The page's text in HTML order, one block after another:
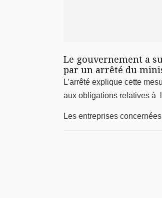
Le gouvernement a
par un arrêté du
L’arrêté explique cette
aux obligations relatives à
Les entreprises